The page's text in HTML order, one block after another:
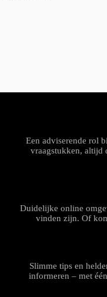
Een adviserende rol
vraagstukken, altijd
Duidelijke online
vinden zijn. Of
Slimme tips en
informeren – met